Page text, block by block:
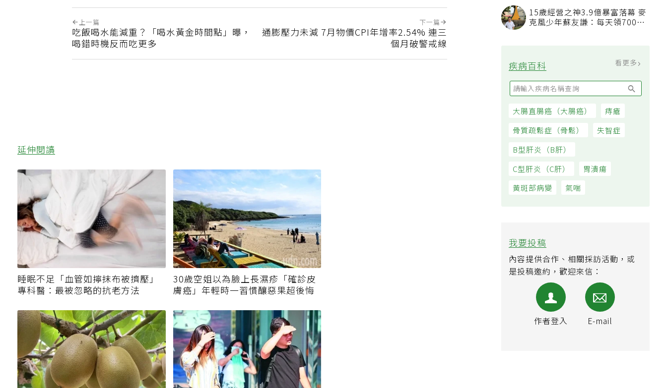
15歲經營之神3.9億暴富落幕 麥
克風少年蘇友謙：每天領700元
疾病百科 看更多
大腸直腸癌（大腸癌）
痔瘡
骨質疏鬆症（骨鬆）
失智症
B型肝炎（B肝）
C型肝炎（C肝） 胃潰瘍
黃斑部病變 氣喘
我要投稿
內容提供合作、相關採訪活動，或
是投稿邀約，歡迎來信：
作者登入
上一篇
吃飯喝水能減重？「喝水黃金時間點」曝，
喝錯時機反而吃更多
下一篇
通膨壓力未減 7月物價CPI年增率2.54% 連三
個月破警戒線
延伸閱讀
睡眠不足「血管如擰抹布被擠壓」
專科醫：最被忽略的抗老方法
30歲空姐以為臉上長濕疹「確診皮
膚癌」年輕時一習慣釀惡果超後悔